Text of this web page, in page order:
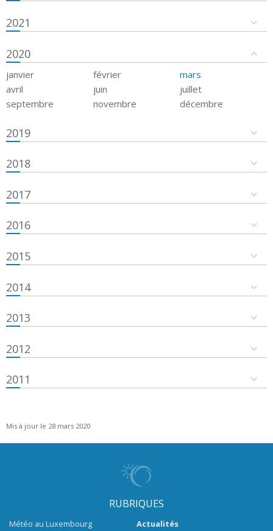
2021
2020
janvier février
mars
avril
juin
juillet
septembre
novembre décembre
2019
2018
2017
2016
2015
2014
2013
2012
2011
Mis à jour le 28 mars 2020
RUBRIQUES
Météo au Luxembourg
Actualités